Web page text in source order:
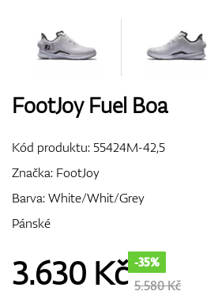
Bagy
GPS/Dálkoměry
Doplňky
FootJoy Fuel Boa
Kód produktu:55424M-42,5
Značka: FootJoy
Barva: White/Whit/Grey
Pánské
3.630 Kč -35%
5.580 Kč